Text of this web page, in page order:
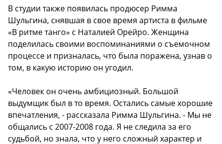
В студии также появилась продюсер Римма
Шульгина, снявшая в свое время артиста в фильме
«В ритме танго» с Наталией Орейро. Женщина
поделилась своими воспоминаниями о съемочном
процессе и призналась, что была поражена, узнав о
том, в какую историю он угодил.
«Человек он очень амбициозный. Большой
выдумщик был в то время. Остались самые хорошие
впечатления, - рассказала Римма Шульгина. - Мы не
общались с 2007-2008 года. Я не следила за его
судьбой, но знала, что у него сложный характер и